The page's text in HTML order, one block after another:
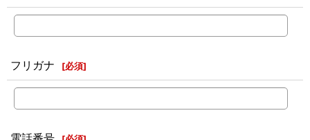
フリガナ [必須]